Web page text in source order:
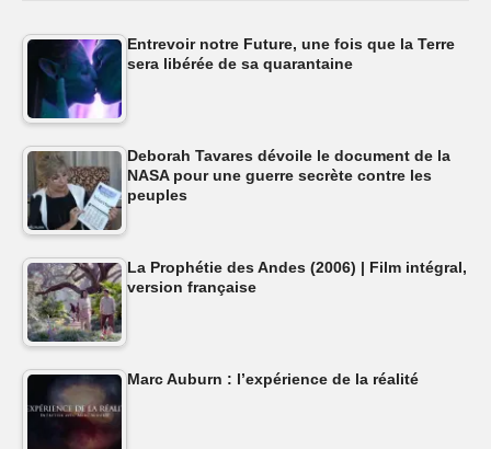
Entrevoir notre Future, une fois que la Terre
sera libérée de sa quarantaine
Deborah Tavares dévoile le document de la
NASA pour une guerre secrète contre les
peuples
La Prophétie des Andes (2006) | Film intégral,
version française
Marc Auburn : l’expérience de la réalité